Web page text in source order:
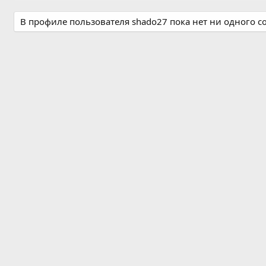
В профиле пользователя shado27 пока нет ни одного